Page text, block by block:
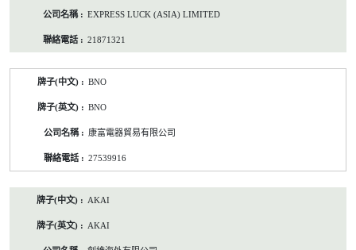
EXPRESS LUCK (ASIA) LIMITED
21871321
BNO
BNO
康富電器貿易有限公司
27539916
AKAI
AKAI